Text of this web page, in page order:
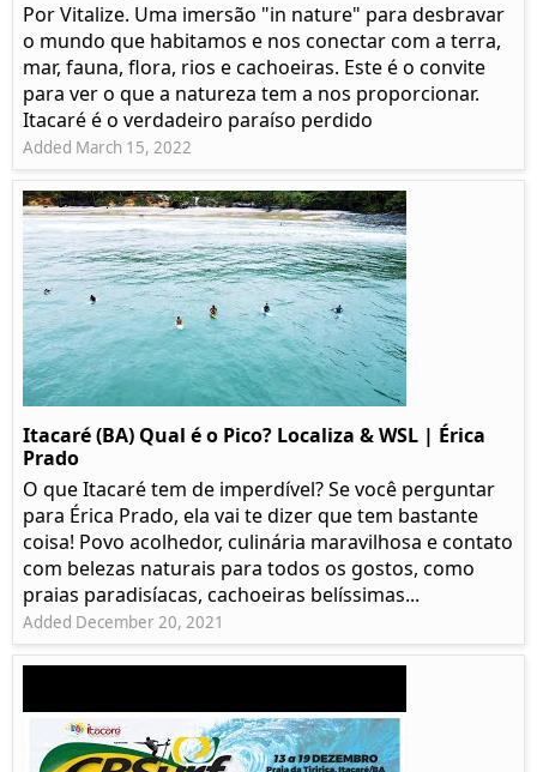
Por Vitalize. Uma imersão "in nature" para desbravar
o mundo que habitamos e nos conectar com a terra,
mar, fauna, flora, rios e cachoeiras. Este é o convite
para ver o que a natureza tem a nos proporcionar.
Itacaré é o verdadeiro paraíso perdido
Added March 15, 2022
Itacaré (BA) Qual é o Pico? Localiza & WSL | Érica
Prado​
O que Itacaré tem de imperdível? Se você perguntar
para Érica Prado, ela vai te dizer que tem bastante
coisa!​ Povo acolhedor, culinária maravilhosa e contato
com belezas naturais para todos os gostos, como
praias paradisíacas, cachoeiras belíssimas...
Added December 20, 2021